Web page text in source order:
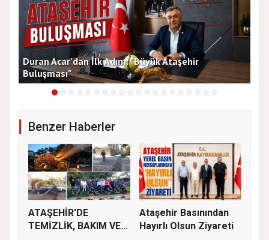
Duran Acar'dan İlk Adım: "Büyük Ataşehir
Buluşması"
Benzer Haberler
ATAŞEHİR'DE
TEMİZLİK, BAKIM VE
Ataşehir Basınından
Hayırlı Olsun Ziyareti